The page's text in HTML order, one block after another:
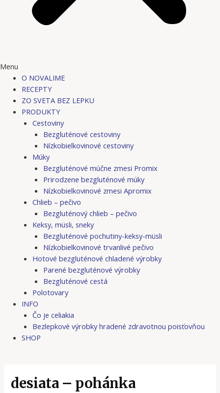
Menu
O NOVALIME
RECEPTY
ZO SVETA BEZ LEPKU
PRODUKTY
Cestoviny
Bezgluténové cestoviny
Nízkobielkovinové cestoviny
Múky
Bezgluténové múčne zmesi Promix
Prirodzene bezgluténové múky
Nízkobielkovinové zmesi Apromix
Chlieb – pečivo
Bezgluténový chlieb – pečivo
Keksy, müsli, sneky
Bezgluténové pochutiny-keksy-müsli
Nízkobielkovinové trvanlivé pečivo
Hotové bezgluténové chladené výrobky
Parené bezgluténové výrobky
Bezgluténové cestá
Polotovary
INFO
Čo je celiakia
Bezlepkové výrobky hradené zdravotnou poisťovňou
SHOP
desiata – pohánka